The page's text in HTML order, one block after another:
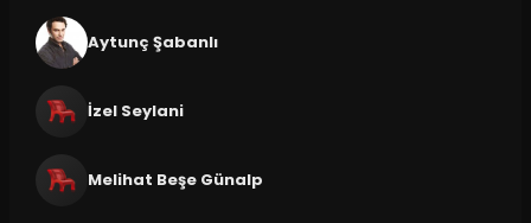
Aytunç Şabanlı
İzel Seylani
Melihat Beşe Günalp